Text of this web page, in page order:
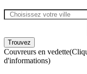
Couvreurs en vedette
d'informations)